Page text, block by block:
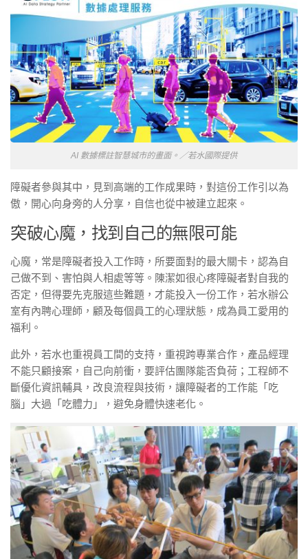
AI 數據標註智慧城市的畫面。／若水國際提供
障礙者參與其中，見到高端的工作成果時，對這份工作引以為
傲，開心向身旁的人分享，自信也從中被建立起來。
突破心魔，找到自己的無限可能
心魔，常是障礙者投入工作時，所要面對的最大關卡，認為自
己做不到、害怕與人相處等等。陳潔如很心疼障礙者對自我的
否定，但得要先克服這些難題，才能投入一份工作，若水辦公
室有內聘心理師，顧及每個員工的心理狀態，成為員工愛用的
福利。
此外，若水也重視員工間的支持，重視跨專業合作，產品經理
不能只顧接案，自己向前衝，要評估團隊能否負荷；工程師不
斷優化資訊輔具，改良流程與技術，讓障礙者的工作能「吃
腦」大過「吃體力」，避免身體快速老化。